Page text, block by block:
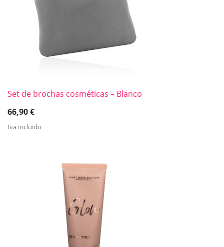
Set de brochas cosméticas – Blanco
66,90€
Iva incluido